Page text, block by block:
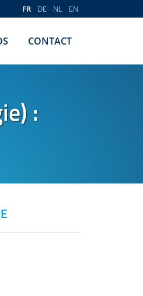
FR DE NL EN
CONTACT
: